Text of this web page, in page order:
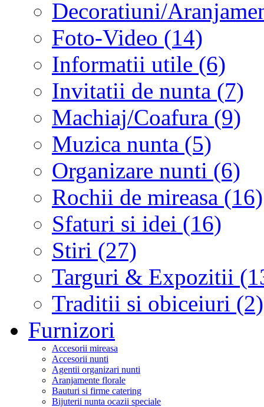
Decoratiuni/
Foto-Video (14)
Informatii utile (6)
Invitatii de nunta (7)
Machiaj/Coafura (9)
Muzica nunta (5)
Organizare nunti (6)
Rochii de mireasa (16)
Sfaturi si idei (16)
Stiri (27)
Targuri & Expozitii
Traditii si obiceiuri (2)
Furnizori
Accesorii mireasa
Accesorii nunti
Agentii organizari nunti
Aranjamente florale
Bauturi si firme catering
Bijuterii nunta ocazii speciale